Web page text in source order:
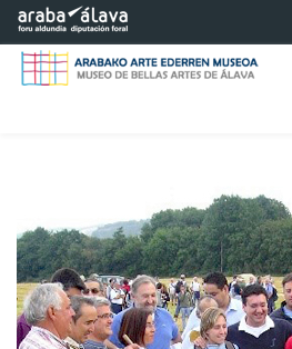
Saltar al contenido principal